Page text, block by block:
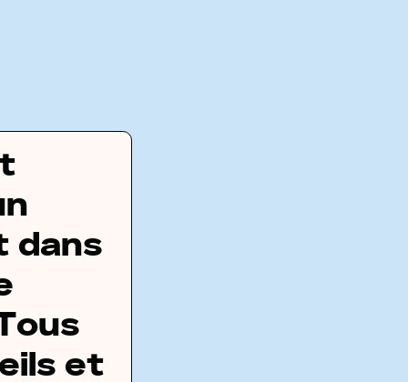
dans
et